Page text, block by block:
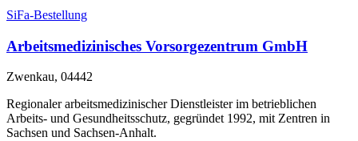
SiFa-Bestellung
Arbeitsmedizinisches Vorsorgezentrum GmbH
Zwenkau, 04442
Regionaler arbeitsmedizinischer Dienstleister im betrieblichen
Arbeits- und Gesundheitsschutz, gegründet 1992, mit Zentren in
Sachsen und Sachsen-Anhalt.